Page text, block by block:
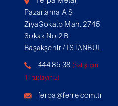
Pazarlama A.Ş
ZiyaGökalp Mah. 2745
Sokak No:2 B
Başakşehir / İSTANBUL
444 85 38 (Satış için
1'i tuşlayınız)
ferpa@ferre.com.tr